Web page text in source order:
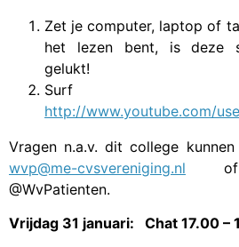
Zet je computer, laptop of
het lezen bent, is deze
gelukt!
Surf
http://www.youtube.com/
Vragen n.a.v. dit college
wvp@me-cvsvereniging.nl of
@WvPatienten.
Vrijdag 31 januari: Chat 17.00 –